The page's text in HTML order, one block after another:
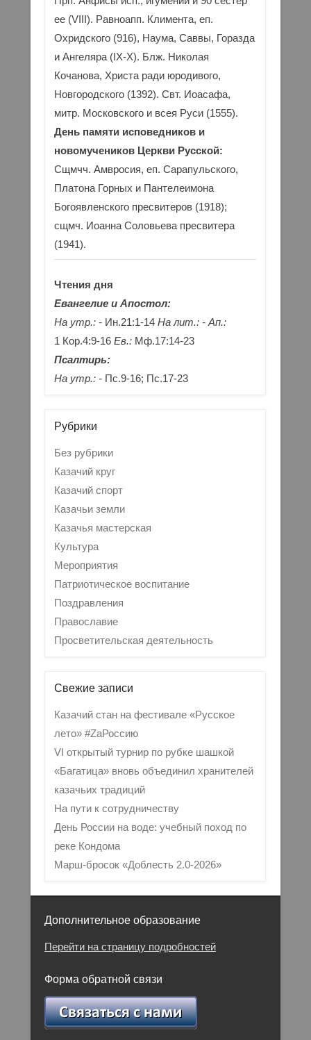
ее (VIII). Равноапп. Климента, еп.
Охридского (916), Наума, Саввы, Горазда
и Ангеляра (IX-X). Блж. Николая
Кочанова, Христа ради юродивого,
Новгородского (1392). Свт. Иоасафа,
митр. Московского и всея Руси (1555).
День памяти исповедников и
новомучеников Церкви Русской:
Сщмчч. Амвросия, еп. Сарапульского,
Платона Горных и Пантелеимона
Богоявленского пресвитеров (1918);
сщмч. Иоанна Соловьева пресвитера
(1941).
Чтения дня
Евангелие и Апостол:
На утр.: - Ин.21:1-14На лит.: - Ап.:
1 Кор.4:9-16Ев.: Мф.17:14-23
Псалтирь:
На утр.: - Пс.9-16; Пс.17-23
Рубрики
Без рубрики
Казачий круг
Казачий спорт
Казачьи земли
Казачья мастерская
Культура
Мероприятия
Патриотическое воспитание
Поздравления
Православие
Просветительская деятельность
Свежие записи
Казачий стан на фестивале «Русское
лето» #ZaРоссию
VI открытый турнир по рубке шашкой
«Багатица» вновь объединил хранителей
казачьих традиций
На пути к сотрудничеству
День России на воде: учебный поход по
реке Кондома
Марш-бросок «Доблесть 2.0-2026»
Дополнительное образование
Перейти на страницу подробностей
Форма обратной связи